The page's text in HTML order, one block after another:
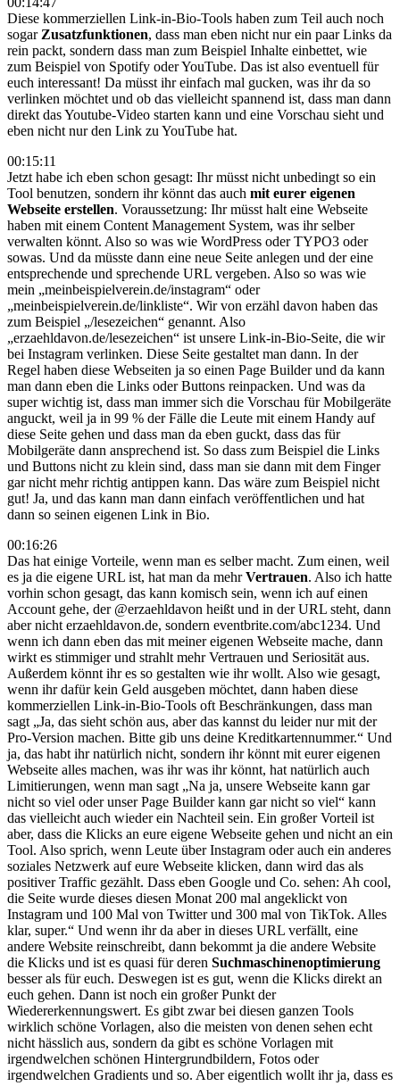
Diese kommerziellen Link-in-Bio-Tools haben zum Teil auch noch
sogar Zusatzfunktionen, dass man eben nicht nur ein paar Links da
rein packt, sondern dass man zum Beispiel Inhalte einbettet, wie
zum Beispiel von Spotify oder YouTube. Das ist also eventuell für
euch interessant! Da müsst ihr einfach mal gucken, was ihr da so
verlinken möchtet und ob das vielleicht spannend ist, dass man dann
direkt das Youtube-Video starten kann und eine Vorschau sieht und
eben nicht nur den Link zu YouTube hat.
00:15:11
Jetzt habe ich eben schon gesagt: Ihr müsst nicht unbedingt so ein
Tool benutzen, sondern ihr könnt das auch mit eurer eigenen
Webseite erstellen. Voraussetzung: Ihr müsst halt eine Webseite
haben mit einem Content Management System, was ihr selber
verwalten könnt. Also so was wie WordPress oder TYPO3 oder
sowas. Und da müsste dann eine neue Seite anlegen und der eine
entsprechende und sprechende URL vergeben. Also so was wie
mein „meinbeispielverein.de/instagram“ oder
„meinbeispielverein.de/linkliste“. Wir von erzähl davon haben das
zum Beispiel „/lesezeichen“ genannt. Also
„erzaehldavon.de/lesezeichen“ ist unsere Link-in-Bio-Seite, die wir
bei Instagram verlinken. Diese Seite gestaltet man dann. In der
Regel haben diese Webseiten ja so einen Page Builder und da kann
man dann eben die Links oder Buttons reinpacken. Und was da
super wichtig ist, dass man immer sich die Vorschau für Mobilgeräte
anguckt, weil ja in 99 % der Fälle die Leute mit einem Handy auf
diese Seite gehen und dass man da eben guckt, dass das für
Mobilgeräte dann ansprechend ist. So dass zum Beispiel die Links
und Buttons nicht zu klein sind, dass man sie dann mit dem Finger
gar nicht mehr richtig antippen kann. Das wäre zum Beispiel nicht
gut! Ja, und das kann man dann einfach veröffentlichen und hat
dann so seinen eigenen Link in Bio.
00:16:26
Das hat einige Vorteile, wenn man es selber macht. Zum einen, weil
es ja die eigene URL ist, hat man da mehrVertrauen. Also ich hatte
vorhin schon gesagt, das kann komisch sein, wenn ich auf einen
Account gehe, der @erzaehldavon heißt und in der URL steht, dann
aber nicht erzaehldavon.de, sondern eventbrite.com/abc1234. Und
wenn ich dann eben das mit meiner eigenen Webseite mache, dann
wirkt es stimmiger und strahlt mehr Vertrauen und Seriosität aus.
Außerdem könnt ihr es so gestalten wie ihr wollt. Also wie gesagt,
wenn ihr dafür kein Geld ausgeben möchtet, dann haben diese
kommerziellen Link-in-Bio-Tools oft Beschränkungen, dass man
sagt „Ja, das sieht schön aus, aber das kannst du leider nur mit der
Pro-Version machen. Bitte gib uns deine Kreditkartennummer.“ Und
ja, das habt ihr natürlich nicht, sondern ihr könnt mit eurer eigenen
Webseite alles machen, was ihr was ihr könnt, hat natürlich auch
Limitierungen, wenn man sagt „Na ja, unsere Webseite kann gar
nicht so viel oder unser Page Builder kann gar nicht so viel“ kann
das vielleicht auch wieder ein Nachteil sein. Ein großer Vorteil ist
aber, dass die Klicks an eure eigene Webseite gehen und nicht an ein
Tool. Also sprich, wenn Leute über Instagram oder auch ein anderes
soziales Netzwerk auf eure Webseite klicken, dann wird das als
positiver Traffic gezählt. Dass eben Google und Co. sehen: Ah cool,
die Seite wurde dieses diesen Monat 200 mal angeklickt von
Instagram und 100 Mal von Twitter und 300 mal von TikTok. Alles
klar, super.“ Und wenn ihr da aber in dieses URL verfällt, eine
andere Website reinschreibt, dann bekommt ja die andere Website
die Klicks und ist es quasi für deren Suchmaschinenoptimierung
besser als für euch. Deswegen ist es gut, wenn die Klicks direkt an
euch gehen. Dann ist noch ein großer Punkt der
Wiedererkennungswert. Es gibt zwar bei diesen ganzen Tools
wirklich schöne Vorlagen, also die meisten von denen sehen echt
nicht hässlich aus, sondern da gibt es schöne Vorlagen mit
irgendwelchen schönen Hintergrundbildern, Fotos oder
irgendwelchen Gradients und so. Aber eigentlich wollt ihr ja, dass es